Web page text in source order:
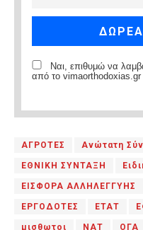
Ναι, επιθυμώ να
από το vimaorthodoxias.gr
ΑΓΡΟΤΕΣ Ανώτατη
ΕΘΝΙΚΗ ΣΥΝΤΑΞΗ
ΕΙΣΦΟΡΑ ΑΛΛΗΛΕΓΓΥΗΣ
ΕΡΓΟΔΟΤΕΣ ΕΤΑΤ
μισθωτοι ΝΑΤ ΟΓΑ